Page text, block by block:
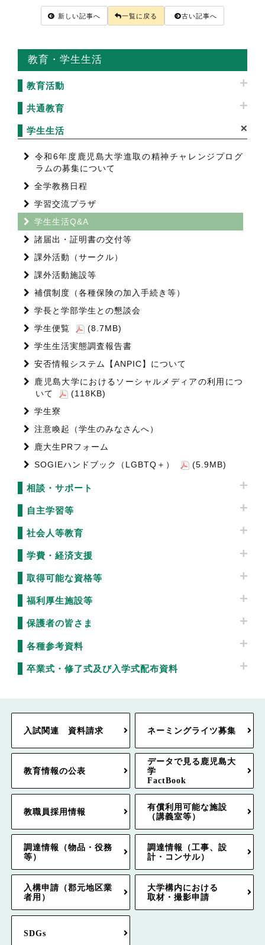
新しい記事へ 一覧に戻る 古い記事へ
教育・学生生活
教育活動
共通教育
学生生活
令和6年度鹿児島大学進取の精神チャレンジプログ
ラムの募集について
全学教務日程
学習交流プラザ
学生生活Q&A
諸届出・証明書の交付等
課外活動（サークル）
課外活動施設等
補償制度（各種保険の加入手続き等）
学長と学部学生との懇談会
学生便覧
(8.7MB)
学生生活実態調査報告書
安否情報システム【ANPIC】について
鹿児島大学におけるソーシャルメディアの利用につ
いて
(118KB)
学生寮
注意喚起（学生のみなさんへ）
鹿大生PRフォーム
SOGIEハンドブック（LGBTQ＋）
(5.9MB)
相談・サポート
自主学習等
社会人等教育
学費・経済支援
取得可能な資格等
福利厚生施設等
保護者の皆さま
各種参考資料
卒業式・修了式及び入学式配布資料
入試関連 資料請求 ネーミングライツ募集
教育情報の公表
データで見る鹿児島大
学
FactBook
教職員採用情報
有償利用可能な施設
（講義室等）
調達情報（物品・役務
等）
調達情報（工事、設
計・コンサル）
入構申請（郡元地区業
者用）
大学構内における
取材・撮影申請
SDGs